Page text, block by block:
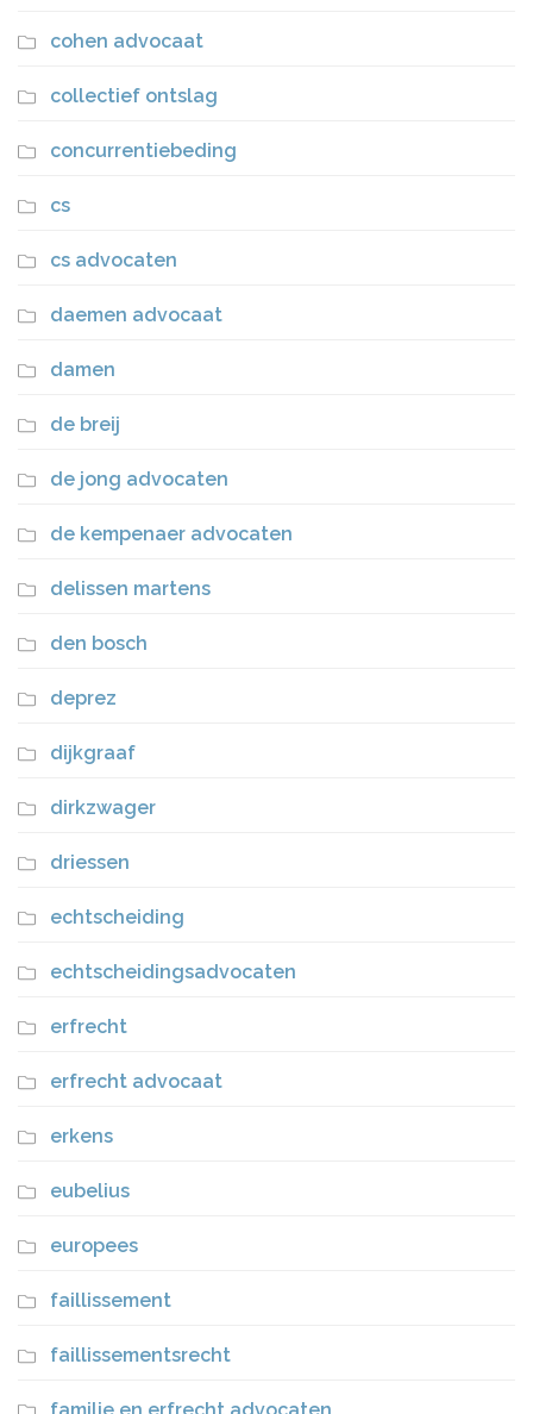
cohen advocaat
collectief ontslag
concurrentiebeding
cs
cs advocaten
daemen advocaat
damen
de breij
de jong advocaten
de kempenaer advocaten
delissen martens
den bosch
deprez
dijkgraaf
dirkzwager
driessen
echtscheiding
echtscheidingsadvocaten
erfrecht
erfrecht advocaat
erkens
eubelius
europees
faillissement
faillissementsrecht